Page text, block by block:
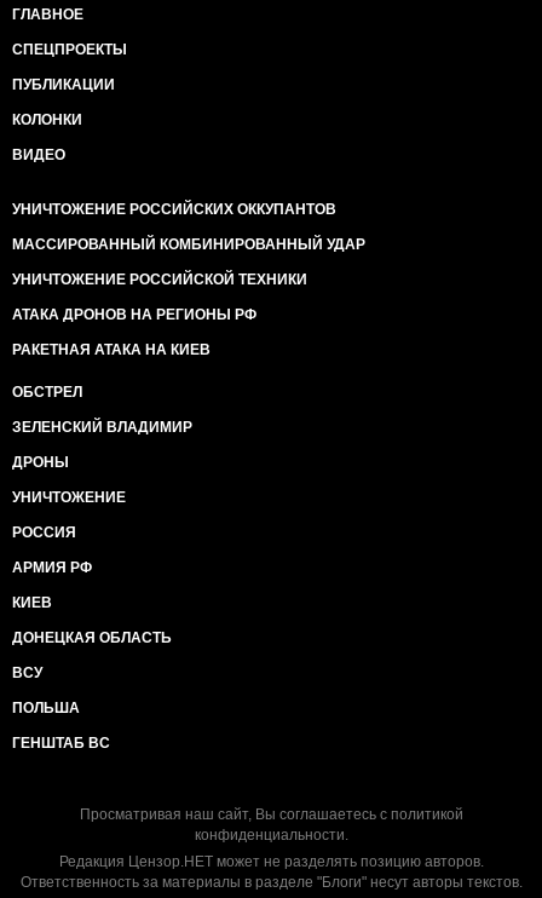
ГЛАВНОЕ
СПЕЦПРОЕКТЫ
ПУБЛИКАЦИИ
КОЛОНКИ
ВИДЕО
УНИЧТОЖЕНИЕ РОССИЙСКИХ ОККУПАНТОВ
МАССИРОВАННЫЙ КОМБИНИРОВАННЫЙ УДАР
УНИЧТОЖЕНИЕ РОССИЙСКОЙ ТЕХНИКИ
АТАКА ДРОНОВ НА РЕГИОНЫ РФ
РАКЕТНАЯ АТАКА НА КИЕВ
ОБСТРЕЛ
ЗЕЛЕНСКИЙ ВЛАДИМИР
ДРОНЫ
УНИЧТОЖЕНИЕ
РОССИЯ
АРМИЯ РФ
КИЕВ
ДОНЕЦКАЯ ОБЛАСТЬ
ВСУ
ПОЛЬША
ГЕНШТАБ ВС
Просматривая наш сайт, Вы соглашаетесь с политикой
конфиденциальности.
Редакция Цензор.НЕТ может не разделять позицию авторов.
Ответственность за материалы в разделе "Блоги" несут авторы текстов.